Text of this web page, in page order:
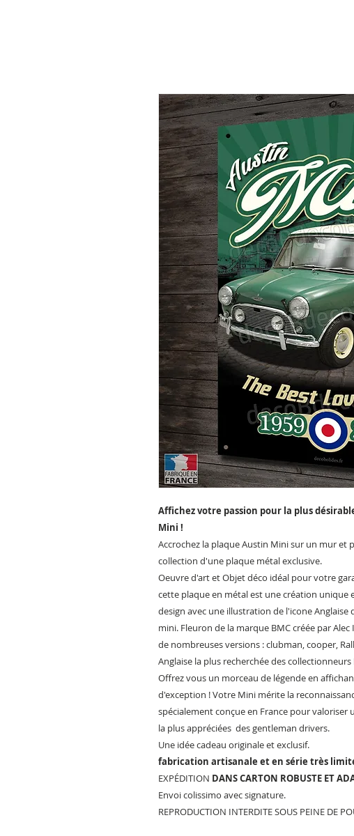
Affichez votre passion pour la plus
Mini !
Accrochez la plaque Austin Mini sur un mur et
collection d'une plaque métal exclusive.
Oeuvre d'art et Objet déco idéal pour votre
cette plaque en métal est une création unique
design avec une illustration de l'icone
mini. Fleuron de la marque BMC créée par
de nombreuses versions : clubman, cooper,
Anglaise la plus recherchée des collectionneurs
Offrez vous un morceau de légende en
d'exception ! Votre Mini mérite la
spécialement conçue en France pour
la plus appréciées des gentleman drivers.
Une idée cadeau originale et exclusif.
fabrication artisanale et en série très
EXPÉDITION DANS CARTON ROBUSTE ET
Envoi colissimo avec signature.
REPRODUCTION INTERDITE SOUS PEINE DE